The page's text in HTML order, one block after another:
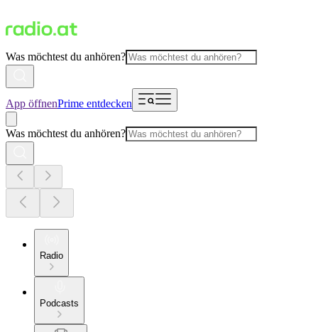
Was möchtest du anhören?
App öffnenPrime entdecken
Was möchtest du anhören?
Radio
Podcasts